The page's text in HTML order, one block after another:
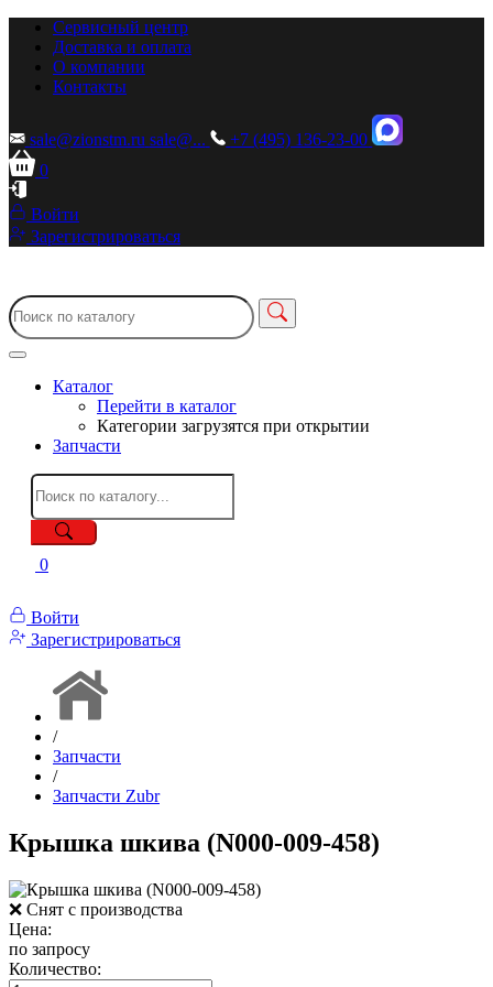
Сервисный центр
Доставка и оплата
О компании
Контакты
sale@zionstm.ru sale@...
+7 (495) 136-23-00
0
Войти
Зарегистрироваться
Каталог
Перейти в каталог
Категории загрузятся при открытии
Запчасти
0
Войти
Зарегистрироваться
/
Запчасти
/
Запчасти Zubr
Крышка шкива (N000-009-458)
❌ Снят с производства
Цена:
по запросу
Количество: